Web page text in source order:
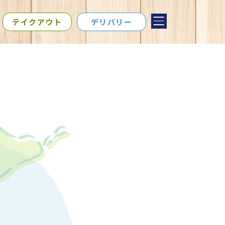
テイクアウト デリバリー